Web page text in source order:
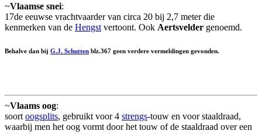
~Vlaamse snei:
17de eeuwse vrachtvaarder van circa 20 bij 2,7 meter die
kenmerken van de Hengst vertoont. Ook Aertsvelder genoemd.
Behalve dan bij G.J. Schutten blz.367 geen verdere vermeldingen gevonden.
~Vlaams oog:
soort oogsplits, gebruikt voor 4 strengs-touw en voor staaldraad,
waarbij men het oog vormt door het touw of de staaldraad over een